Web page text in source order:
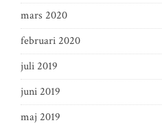
mars 2020
februari 2020
juli 2019
juni 2019
maj 2019